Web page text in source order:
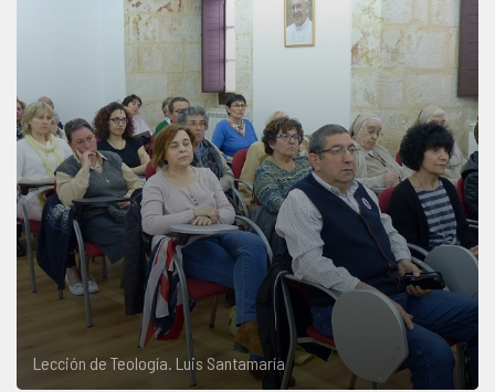
Lección de Teología. Luis Santamaría